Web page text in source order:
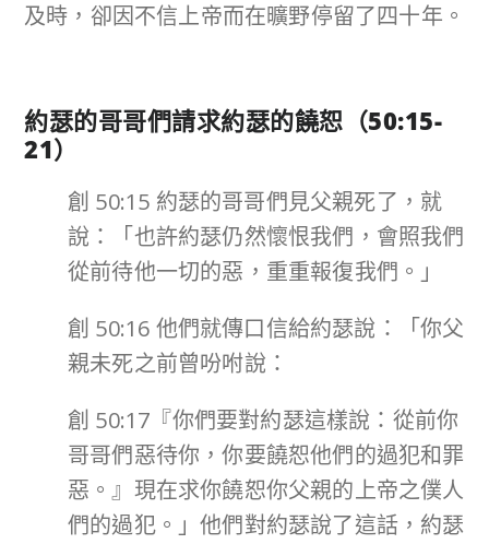
及時，卻因不信上帝而在曠野停留了四十年。
約瑟的哥哥們請求約瑟的饒恕（50:15-
21）
創 50:15 約瑟的哥哥們見父親死了，就
說：「也許約瑟仍然懷恨我們，會照我們
從前待他一切的惡，重重報復我們。」
創 50:16 他們就傳口信給約瑟說：「你父
親未死之前曾吩咐說：
創 50:17『你們要對約瑟這樣說：從前你
哥哥們惡待你，你要饒恕他們的過犯和罪
惡。』現在求你饒恕你父親的上帝之僕人
們的過犯。」他們對約瑟說了這話，約瑟